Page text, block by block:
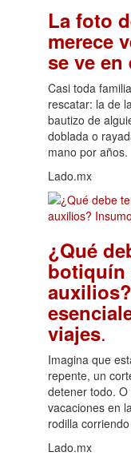
La foto
merece
se ve en
Casi toda
rescatar: la de
bautizo de
doblada o
mano por años.
Lado.mx
¿Qué
botiquín
viajes.
Imagina que
repente, un
detener todo.
vacaciones en
rodilla
Lado.mx